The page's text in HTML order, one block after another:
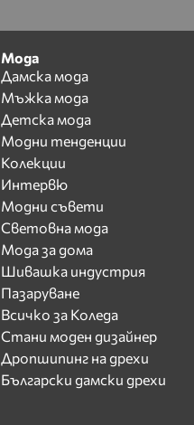
Мода
Дамска мода
Мъжка мода
Детска мода
Модни тенденции
Колекции
Интервю
Модни съвети
Световна мода
Мода за дома
Шивашка индустрия
Пазаруване
Всичко за Коледа
Стани моден дизайнер
Дропшипинг на дрехи
Български дамски дрехи